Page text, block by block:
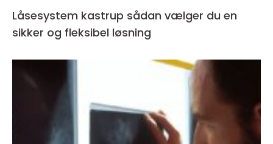
Låsesystem kastrup sådan vælger du en
sikker og fleksibel løsning